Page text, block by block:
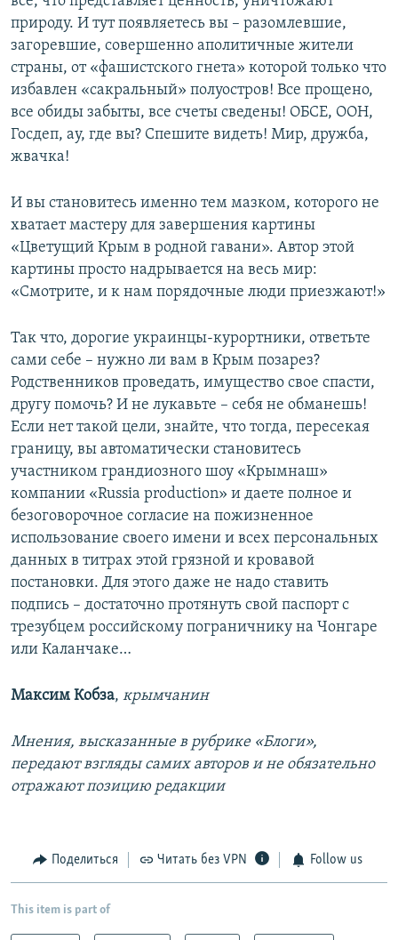
природу. И тут появляетесь вы – разомлевшие,
загоревшие, совершенно аполитичные жители
страны, от «фашистского гнета» которой только что
избавлен «сакральный» полуостров! Все прощено,
все обиды забыты, все счеты сведены! ОБСЕ, ООН,
Госдеп, ау, где вы? Спешите видеть! Мир, дружба,
жвачка!
И вы становитесь именно тем мазком, которого не
хватает мастеру для завершения картины
«Цветущий Крым в родной гавани». Автор этой
картины просто надрывается на весь мир:
«Смотрите, и к нам порядочные люди приезжают!»
Так что, дорогие украинцы-курортники, ответьте
сами себе – нужно ли вам в Крым позарез?
Родственников проведать, имущество свое спасти,
другу помочь? И не лукавьте – себя не обманешь!
Если нет такой цели, знайте, что тогда, пересекая
границу, вы автоматически становитесь
участником грандиозного шоу «Крымнаш»
компании «Russia production» и даете полное и
безоговорочное согласие на пожизненное
использование своего имени и всех персональных
данных в титрах этой грязной и кровавой
постановки. Для этого даже не надо ставить
подпись – достаточно протянуть свой паспорт с
трезубцем российскому пограничнику на Чонгаре
или Каланчаке…
Максим Кобза, крымчанин
Мнения, высказанные в рубрике «Блоги»,
передают взгляды самих авторов и не обязательно
отражают позицию редакции
Поделиться Читать без VPN Follow us
This item is part of